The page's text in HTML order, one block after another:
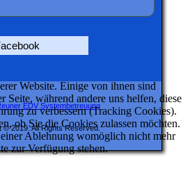
EDV Systembetreuung
© 2019. All Rights Reserved.
Website. Einige von ihnen sind
Seite, während andere uns helfen, diese
zu verbessern (Tracking Cookies).
ob Sie die Cookies zulassen möchten.
Ablehnung womöglich nicht mehr
zur Verfügung stehen.